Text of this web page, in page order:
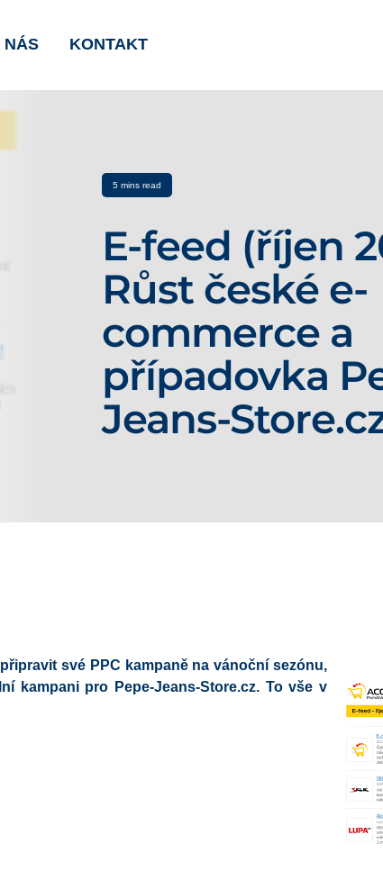
NÁS KONTAKT
5 mins read
E-feed (říjen
Růst české e-
commerce a
případovka
Jeans-
své PPC kampaně na vánoční sezónu,
kampani pro Pepe-Jeans-Store.cz. To vše v